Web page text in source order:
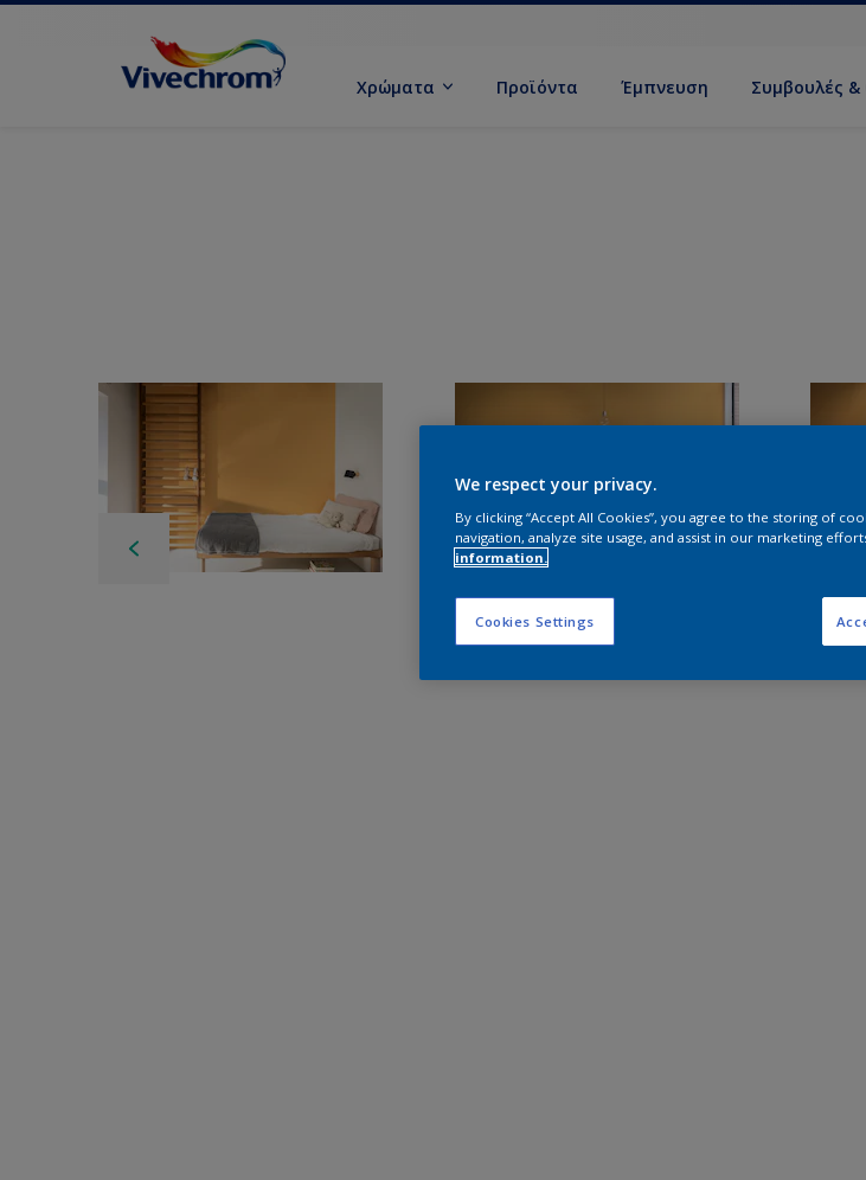
Χρώματα Προϊόντα Έμπνευση Συμβουλές &
We respect your privacy.
By clicking “Accept All Cookies”, you agree to the storing of
navigation, analyze site usage, and assist in our marketing
information.
Cookies Settings